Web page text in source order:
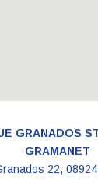
GRANADOS
GRAMANET
22,